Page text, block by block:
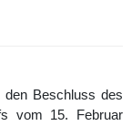
den Beschluss des
vom 15. Februar